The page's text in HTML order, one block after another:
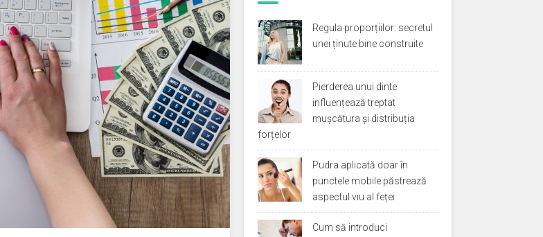
Regula proporțiilor: secretul
unei ținute bine construite
Pierderea unui dinte
influențează treptat
mușcătura și distribuția
forțelor
Pudra aplicată doar în
punctele mobile păstrează
aspectul viu al feței
Cum să introduci